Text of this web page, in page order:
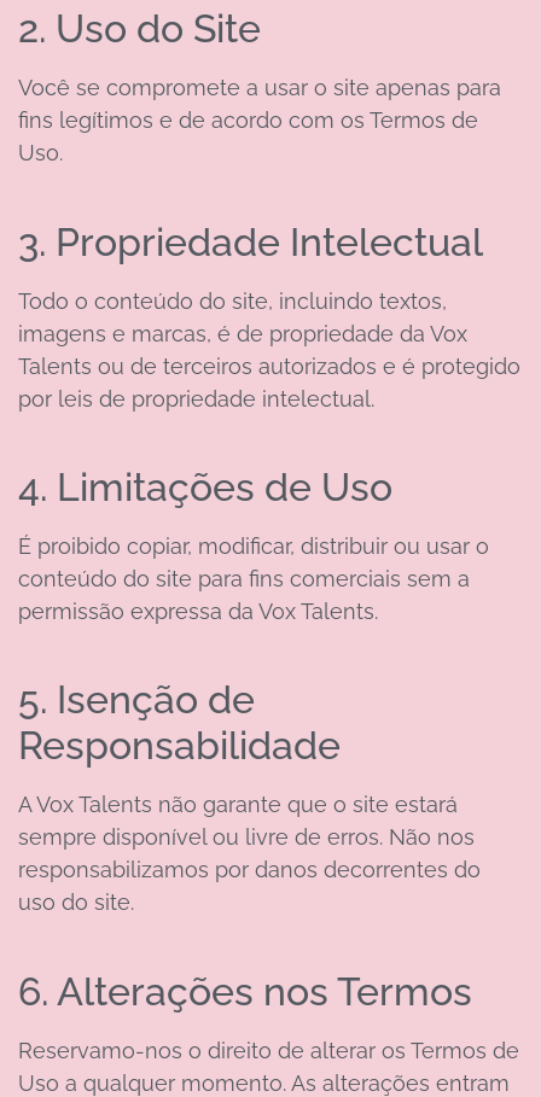
2. Uso do Site
Você se compromete a usar o site apenas para
fins legítimos e de acordo com os Termos de
Uso.
3. Propriedade Intelectual
Todo o conteúdo do site, incluindo textos,
imagens e marcas, é de propriedade da Vox
Talents ou de terceiros autorizados e é protegido
por leis de propriedade intelectual.
4. Limitações de Uso
É proibido copiar, modificar, distribuir ou usar o
conteúdo do site para fins comerciais sem a
permissão expressa da Vox Talents.
5. Isenção de
Responsabilidade
A Vox Talents não garante que o site estará
sempre disponível ou livre de erros. Não nos
responsabilizamos por danos decorrentes do
uso do site.
6. Alterações nos Termos
Reservamo-nos o direito de alterar os Termos de
Uso a qualquer momento. As alterações entram